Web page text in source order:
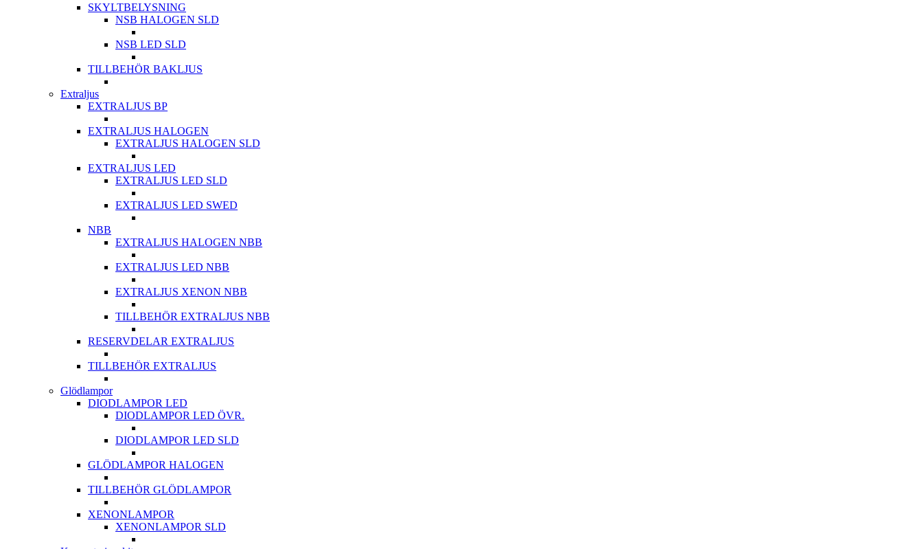
SKYLTBELYSNING
NSB HALOGEN SLD
NSB LED SLD
TILLBEHÖR BAKLJUS
Extraljus
EXTRALJUS BP
EXTRALJUS HALOGEN
EXTRALJUS HALOGEN SLD
EXTRALJUS LED
EXTRALJUS LED SLD
EXTRALJUS LED SWED
NBB
EXTRALJUS HALOGEN NBB
EXTRALJUS LED NBB
EXTRALJUS XENON NBB
TILLBEHÖR EXTRALJUS NBB
RESERVDELAR EXTRALJUS
TILLBEHÖR EXTRALJUS
Glödlampor
DIODLAMPOR LED
DIODLAMPOR LED ÖVR.
DIODLAMPOR LED SLD
GLÖDLAMPOR HALOGEN
TILLBEHÖR GLÖDLAMPOR
XENONLAMPOR
XENONLAMPOR SLD